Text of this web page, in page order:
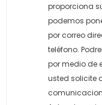
proporciona
podemos
por correo
teléfono.
por medio de
usted solicite